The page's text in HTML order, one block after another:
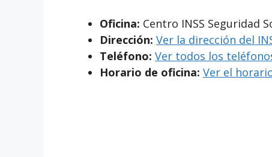
Oficina: Centro INSS Seguridad
Dirección: Ver la dirección del
Teléfono: Ver todos los
Horario de oficina: Ver el